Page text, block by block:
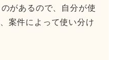
があるので、自分が使
案件によって使い分け